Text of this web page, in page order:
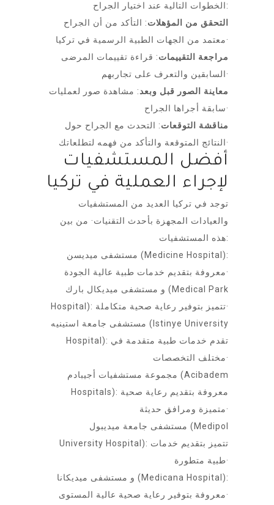
الخطوات التالية عند اختيار الجراح:
التحقق من المؤهلات: التأكد من أن الجراح
معتمد من الجهات الطبية الرسمية في تركيا·
مراجعة التقييمات: قراءة تقييمات المرضى
السابقين والتعرف على تجاربهم·
معاينة الصور قبل وبعد: مشاهدة صور لعمليات
سابقة أجراها الجراح·
مناقشة التوقعات: التحدث مع الجراح حول
النتائج المتوقعة والتأكد من فهمه لتطلعاتك·
أفضل المستشفيات
لإجراء العملية في تركيا
توجد في تركيا العديد من المستشفيات
والعيادات المجهزة بأحدث التقنيات· من بين
هذه المستشفيات:
مستشفى ميديسن (Medicine Hospital):
معروفة بتقديم خدمات طبية عالية الجودة·
و مستشفى ميديكال بارك (Medical Park
Hospital): تتميز بتوفير رعاية صحية متكاملة·
مستشفى جامعة استينيه (Istinye University
Hospital): تقدم خدمات طبية متقدمة في
مختلف التخصصات·
مجموعة مستشفيات أجيبادم (Acibadem
Hospitals): معروفة بتقديم رعاية صحية
متميزة ومرافق حديثة·
مستشفى جامعة ميديبول (Medipol
University Hospital): تتميز بتقديم خدمات
طبية متطورة·
و مستشفى ميديكانا (Medicana Hospital):
معروفة بتوفير رعاية صحية عالية المستوى·